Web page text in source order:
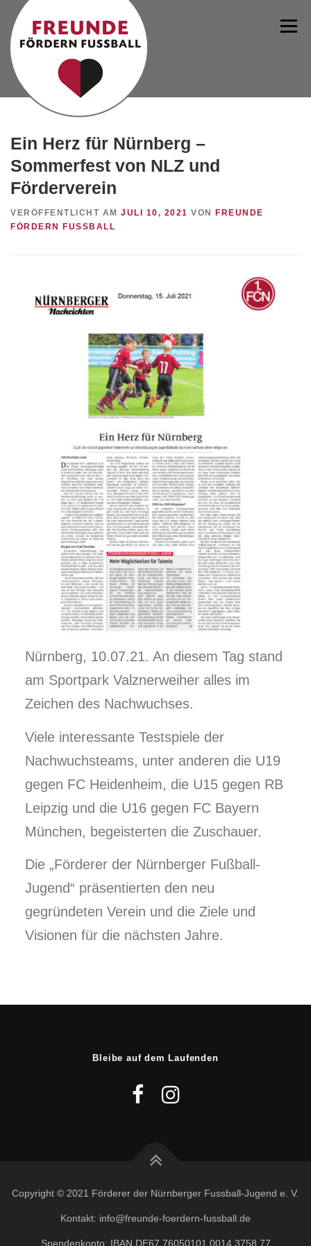
Inhalt
springen
Menü
NEUES VOM FÖRDERVEREIN BOTSCHAFTER
PROJEKTE ÜBER UNS
Ein Herz für Nürnberg –
Sommerfest von NLZ und
Förderverein
VERÖFFENTLICHT AM JULI 10, 2021 VON
FREUNDE
FÖRDERN FUSSBALL
Nürnberg, 10.07.21. An diesem Tag stand
am Sportpark Valznerweiher alles im
Zeichen des Nachwuchses.
Viele interessante Testspiele der
Nachwuchsteams, unter anderen die U19
gegen FC Heidenheim, die U15 gegen RB
Leipzig und die U16 gegen FC Bayern
München, begeisterten die Zuschauer.
Die „Förderer der Nürnberger Fußball-
Jugend“ präsentierten den neu
gegründeten Verein und die Ziele und
Visionen für die nächsten Jahre.
Bleibe auf dem Laufenden
Copyright © 2021 Förderer der Nürnberger Fussball-Jugend e. V.
Kontakt: info@freunde-foerdern-fussball.de
Spendenkonto: IBAN DE67 76050101 0014 3758 77